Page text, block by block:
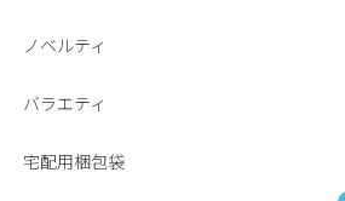
ノベルティ
バラエティ
宅配用梱包袋